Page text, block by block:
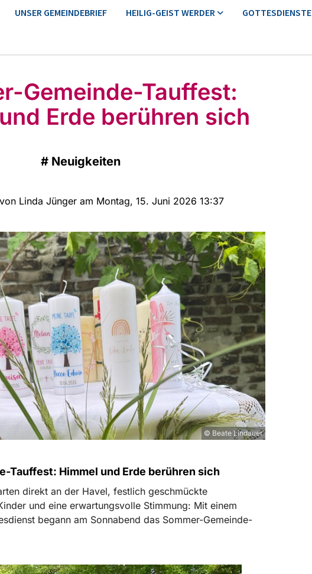
UNSER GEMEINDEBRIEF HEILIG-GEIST WERDER GOTTESDIENSTE
Gemeinde-Tauffest:
Erde berühren sich
# Neuigkeiten
Linda Jünger am Montag, 15. Juni 2026 13:37
© Beate Lindauer
Tauffest: Himmel und Erde berühren sich
direkt an der Havel, festlich geschmückte
und eine erwartungsvolle Stimmung: Mit einem
begann am Sonnabend das Sommer-Gemeinde-